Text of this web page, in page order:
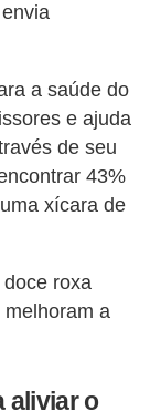
a saúde do
e ajuda
de seu
43%
xícara de
roxa
a
aliviar o